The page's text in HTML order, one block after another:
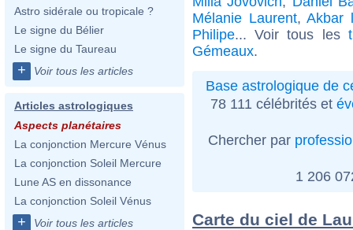
Astro sidérale ou tropicale ?
Le signe du Bélier
Le signe du Taureau
+ Voir tous les articles
Articles astrologiques
Aspects planétaires
La conjonction Mercure Vénus
La conjonction Soleil Mercure
Lune AS en dissonance
La conjonction Soleil Vénus
+ Voir tous les articles
Mélanie Laurent,Akbar
Philipe... Voir tous les
Gémeaux.
Base astrologique de
78 111 célébrités et
Chercher par
1 206
Carte du ciel de